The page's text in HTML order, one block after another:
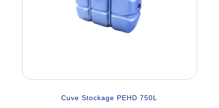
Cuve Stockage PEHD 750L